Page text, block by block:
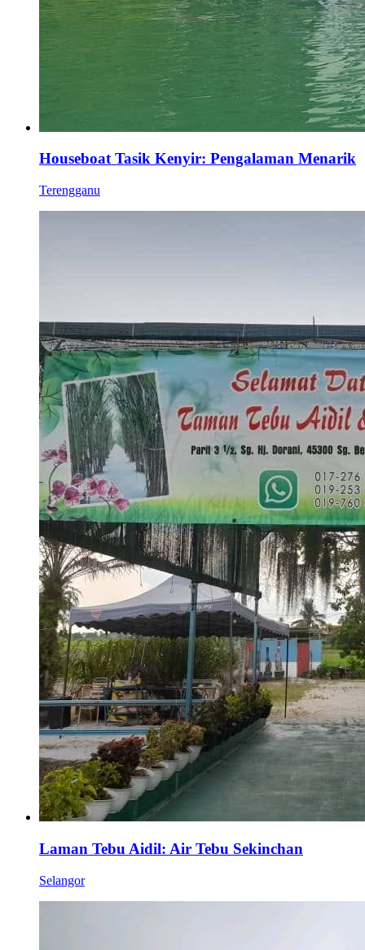
Houseboat Tasik Kenyir: Pengalaman Menarik
Terengganu
Laman Tebu Aidil: Air Tebu Sekinchan
Selangor